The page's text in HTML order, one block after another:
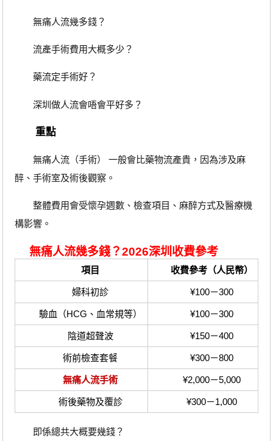
無痛人流幾多錢？
流產手術費用大概多少？
藥流定手術好？
深圳做人流會唔會平好多？
重點
無痛人流（手術） 一般會比藥物流產貴，因為涉及麻
醉、手術室及術後觀察。
整體費用會受懷孕週數、檢查項目、麻醉方式及醫療機
構影響。
無痛人流幾多錢？2026深圳收費參考
項目 收費參考（人民幣）
婦科初診 ¥100－300
驗血（HCG、血常規等） ¥100－300
陰道超聲波 ¥150－400
術前檢查套餐 ¥300－800
無痛人流手術 ¥2,000－5,000
術後藥物及覆診 ¥300－1,000
即係總共大概要幾錢？